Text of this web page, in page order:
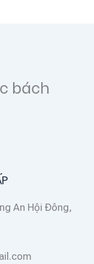
bách
An Hội Đông,